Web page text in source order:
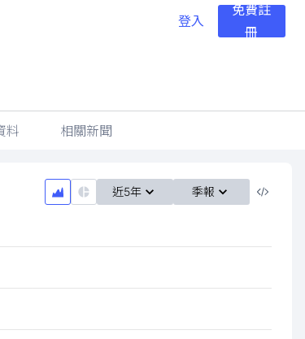
登入
免費註
冊
料 相關新聞
近5年 季報